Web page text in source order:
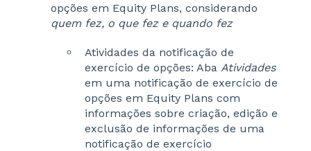
opções em Equity Plans, considerando
quem fez, o que fez e quando fez
Atividades da notificação de
exercício de opções: Aba Atividades
em uma notificação de exercício de
opções em Equity Plans com
informações sobre criação, edição e
exclusão de informações de uma
notificação de exercício